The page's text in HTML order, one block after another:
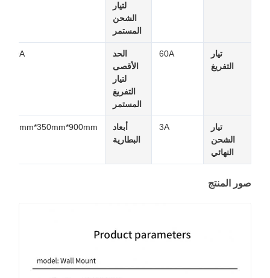
لتيار
الشحن
المستمر
تيار
التفريغ
60A
الحد
الأقصى
لتيار
التفريغ
المستمر
150A
تيار
الشحن
النهائي
3A
أبعاد
البطارية
445mm*350mm*900mm
صور المنتج